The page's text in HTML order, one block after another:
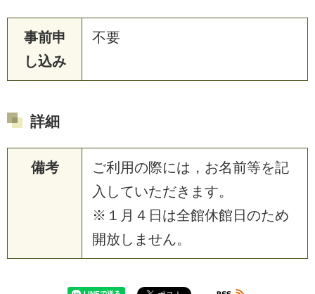
事前申
し込み
不要
詳細
備考
ご利用の際には，お名前等を記
入していただきます。
※１月４日は全館休館日のため
開放しません。